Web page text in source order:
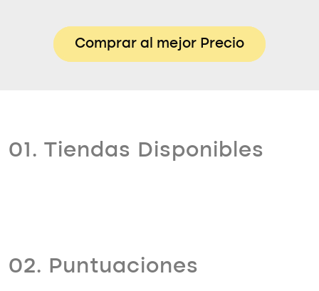
Comprar al mejor Precio
01. Tiendas Disponibles
02. Puntuaciones